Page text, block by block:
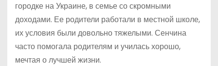
городке на Украине, в семье со скромными
доходами. Ее родители работали в местной школе,
их условия были довольно тяжелыми. Сенчина
часто помогала родителям и училась хорошо,
мечтая о лучшей жизни.